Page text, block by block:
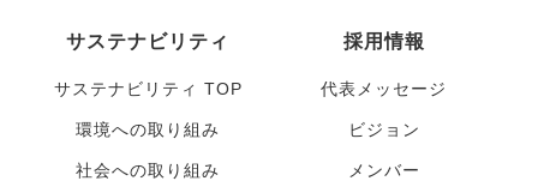
サステナビリティ
サステナビリティ TOP
環境への取り組み
社会への取り組み
採用情報
代表メッセージ
ビジョン
メンバー